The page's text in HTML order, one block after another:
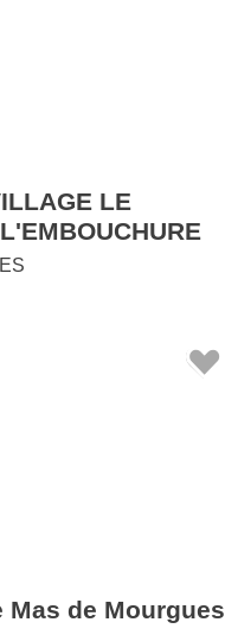
LE
Mas de Mourgues